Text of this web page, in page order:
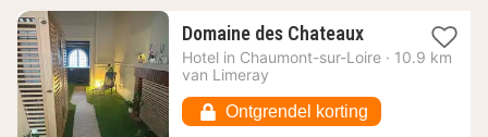
Domaine des Chateaux1
nacht
€
Hotel in Chaumont-sur-Loire · 10.9 km
van Limeray
Ontgrendel korting